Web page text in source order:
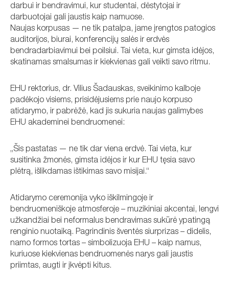
darbui ir bendravimui, kur studentai, dėstytojai ir
darbuotojai gali jaustis kaip namuose.
Naujas korpusas — ne tik patalpa, jame įrengtos patogios
auditorijos, biurai, konferencijų salės ir erdvės
bendradarbiavimui bei poilsiui. Tai vieta, kur gimsta idėjos,
skatinamas smalsumas ir kiekvienas gali veikti savo ritmu.
EHU rektorius, dr. Vilius Šadauskas, sveikinimo kalboje
padėkojo visiems, prisidėjusiems prie naujo korpuso
atidarymo, ir pabrėžė, kad jis sukuria naujas galimybes
EHU akademinei bendruomenei:
„Šis pastatas — ne tik dar viena erdvė. Tai vieta, kur
susitinka žmonės, gimsta idėjos ir kur EHU tęsia savo
plėtrą, išlikdamas ištikimas savo misijai.“
Atidarymo ceremonija vyko iškilmingoje ir
bendruomeniškoje atmosferoje – muzikiniai akcentai, lengvi
užkandžiai bei neformalus bendravimas sukūrė ypatingą
renginio nuotaiką. Pagrindinis šventės siurprizas – didelis,
namo formos tortas – simbolizuoja EHU – kaip namus,
kuriuose kiekvienas bendruomenės narys gali jaustis
priimtas, augti ir įkvėpti kitus.